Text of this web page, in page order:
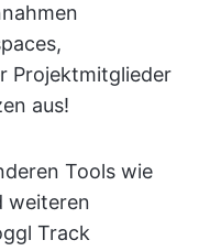
Projektmitglieder
aus!
Tools wie
weiteren
Track